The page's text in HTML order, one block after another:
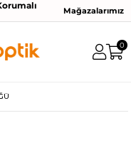
Mağazalarımız
0